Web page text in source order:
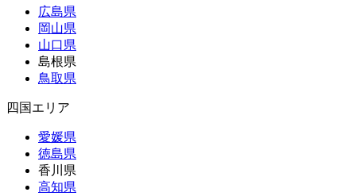
広島県
岡山県
山口県
島根県
鳥取県
四国エリア
愛媛県
徳島県
香川県
高知県